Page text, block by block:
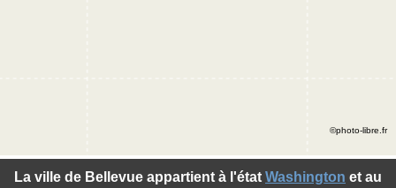
La ville de Bellevue appartient à l'état Washington et au
©photo-libre.fr